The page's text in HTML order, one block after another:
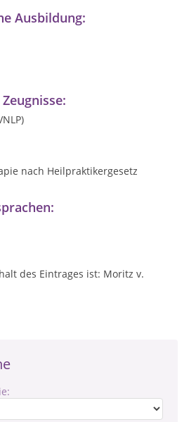
Ausbildung:
nach Heilpraktikergesetz
des Eintrages ist: Moritz v.